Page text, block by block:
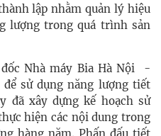
lập nhằm quản lý hiệu
lượng trong quá trình sản
Nhà máy Bia Hà Nội -
sử dụng năng lượng tiết
đã xây dựng kế hoạch sử
hiện các nội dung trong